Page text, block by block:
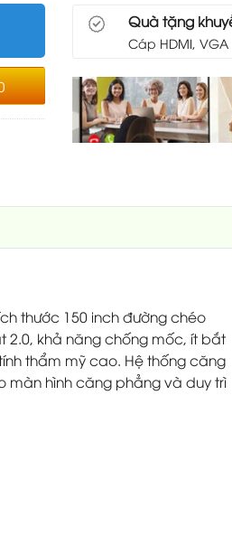
Quà tặng
Cáp HDMI, VGA
thước 150 inch đường chéo
2.0, khả năng chống mốc, ít bắt
thẩm mỹ cao. Hệ thống căng
màn hình căng phẳng và duy trì